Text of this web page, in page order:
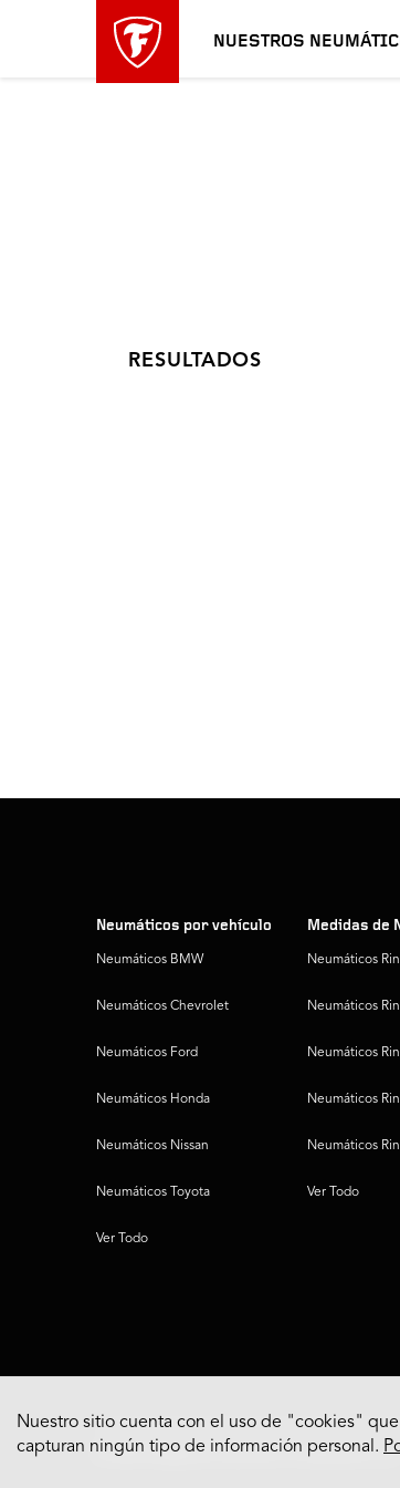
NUESTROS
RESULTADOS
Neumáticos por vehículo
Neumáticos BMW
Neumáticos Chevrolet
Neumáticos Ford
Neumáticos Honda
Neumáticos Nissan
Neumáticos Toyota
Ver Todo
Medidas de
Neumáticos
Neumáticos
Neumáticos
Neumáticos
Neumáticos
Ver Todo
© 2022 Bridgestone Americas Tire Operations, LLC
Nuestro sitio cuenta con el uso de "cookies"
capturan ningún tipo de información personal.